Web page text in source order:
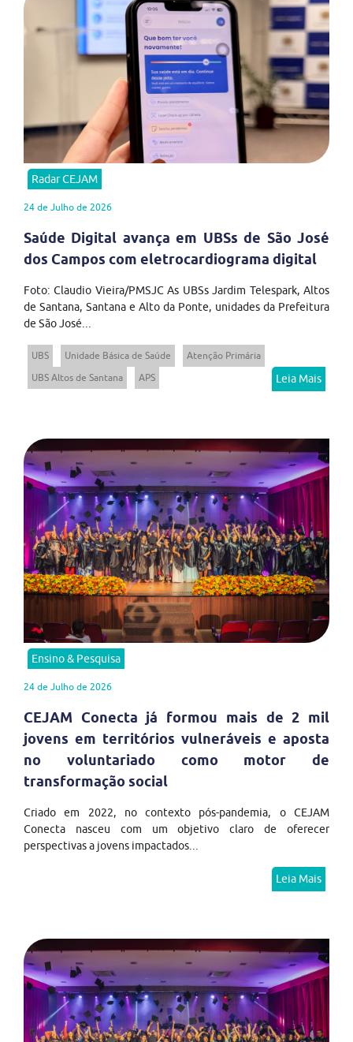
Radar CEJAM
24 de Julho de 2026
Saúde Digital avança em UBSs de São José
dos Campos com eletrocardiograma digital
Foto: Claudio Vieira/PMSJC As UBSs Jardim Telespark, Altos
de Santana, Santana e Alto da Ponte, unidades da Prefeitura
de São José...
UBS Unidade Básica de Saúde
Atenção Primária
UBS Altos de Santana
APS Leia Mais
Ensino & Pesquisa
24 de Julho de 2026
CEJAM Conecta já formou mais de 2 mil
jovens em territórios vulneráveis e aposta
no voluntariado como motor de
transformação social
Criado em 2022, no contexto pós-pandemia, o CEJAM
Conecta nasceu com um objetivo claro de oferecer
perspectivas a jovens impactados...
Leia Mais